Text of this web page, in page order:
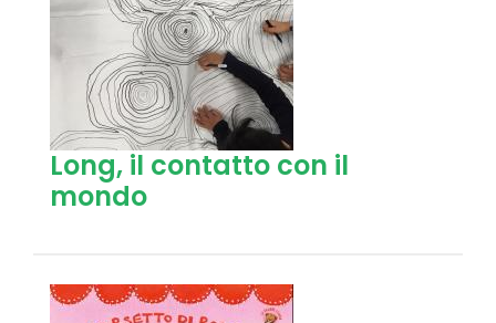
Long, il contatto con il
mondo